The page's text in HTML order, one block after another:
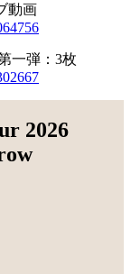
動画
一弾：3枚
2026